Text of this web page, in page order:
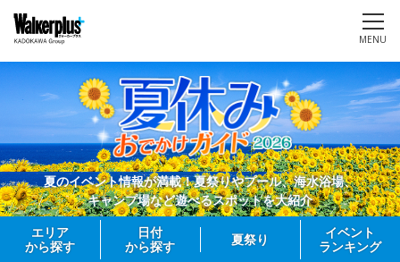
MENU
夏のイベント情報が満載！夏祭りやプール、海水浴場、
キャンプ場など遊べるスポットを大紹介
エリア
から探す
日付
から探す
夏祭り
イベント
ランキング